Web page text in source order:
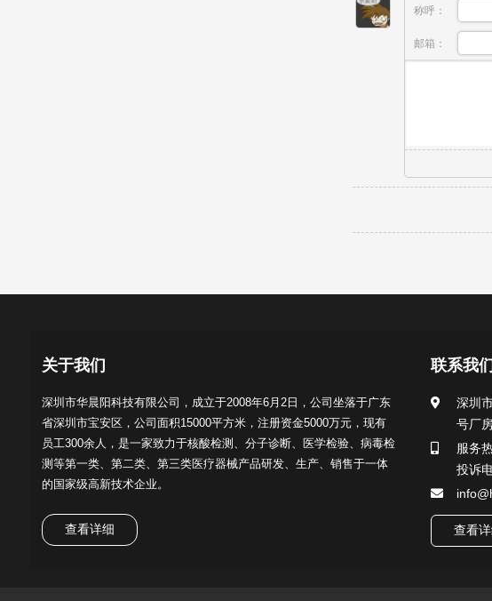
称呼：
邮箱：
关于我们
深圳市华晨阳科技有限公司，成立于2008年6月2日，公司坐落于广东
省深圳市宝安区，公司面积15000平方米，注册资金5000万元，现有
员工300余人，是一家致力于核酸检测、分子诊断、医学检验、病毒检
测等第一类、第二类、第三类医疗器械产品研发、生产、销售于一体
的国家级高新技术企业。
查看详细
联系我
深圳
号厂
服务
投诉
查看